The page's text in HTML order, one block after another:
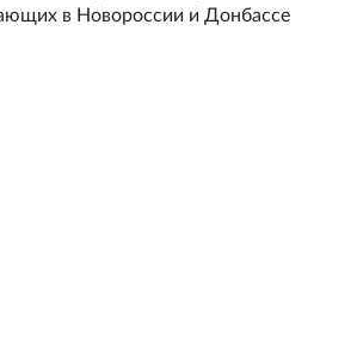
в Новороссии и Донбассе